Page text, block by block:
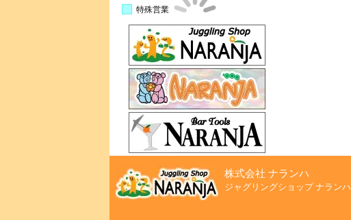
特殊営業
株式会社 ナランハ
ジャグリングショップ ナランハ